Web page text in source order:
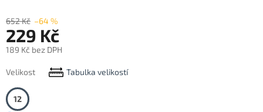
652 Kč –64 %
229 Kč
189 Kč bez DPH
cena:
Velikost Tabulka velikostí
12